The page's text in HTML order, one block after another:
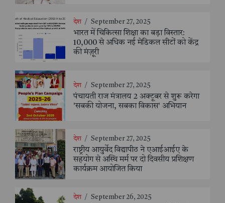
देश / September 27, 2025
भारत में चिकित्सा शिक्षा का बड़ा विस्तार:
10,000 से अधिक नई मेडिकल सीटों को केंद्र
की मंज़ूरी
देश / September 27, 2025
पंचायती राज मंत्रालय 2 अक्टूबर से शुरू करेगा
'सबकी योजना, सबका विकास' अभियान
देश / September 27, 2025
राष्ट्रीय आयुर्वेद विद्यापीठ ने एआईआईए के
सहयोग से अस्थि मर्म पर दो दिवसीय प्रशिक्षण
कार्यक्रम आयोजित किया
देश / September 26, 2025